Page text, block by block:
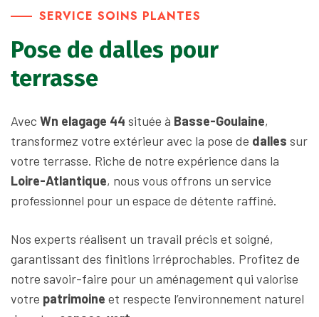
SERVICE SOINS PLANTES
Pose de dalles pour
terrasse
Avec Wn elagage 44 située à Basse-Goulaine,
transformez votre extérieur avec la pose de dalles sur
votre terrasse. Riche de notre expérience dans la
Loire-Atlantique, nous vous offrons un service
professionnel pour un espace de détente raffiné.
Nos experts réalisent un travail précis et soigné,
garantissant des finitions irréprochables. Profitez de
notre savoir-faire pour un aménagement qui valorise
votre patrimoine et respecte l’environnement naturel